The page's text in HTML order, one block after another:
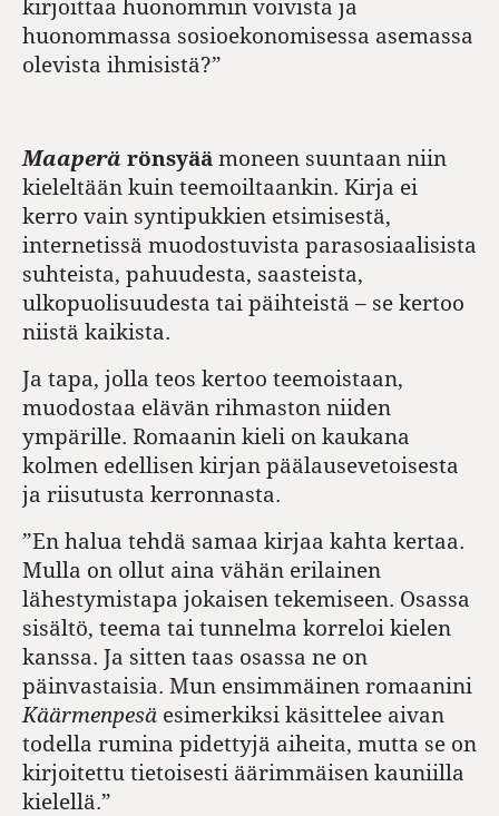
kirjoittaa huonommin voivista ja
huonommassa sosioekonomisessa asemassa
olevista ihmisistä?”
Maaperä rönsyää moneen suuntaan niin
kieleltään kuin teemoiltaankin. Kirja ei
kerro vain syntipukkien etsimisestä,
internetissä muodostuvista parasosiaalisista
suhteista, pahuudesta, saasteista,
ulkopuolisuudesta tai päihteistä – se kertoo
niistä kaikista.
Ja tapa, jolla teos kertoo teemoistaan,
muodostaa elävän rihmaston niiden
ympärille. Romaanin kieli on kaukana
kolmen edellisen kirjan päälausevetoisesta
ja riisutusta kerronnasta.
”En halua tehdä samaa kirjaa kahta kertaa.
Mulla on ollut aina vähän erilainen
lähestymistapa jokaisen tekemiseen. Osassa
sisältö, teema tai tunnelma korreloi kielen
kanssa. Ja sitten taas osassa ne on
päinvastaisia. Mun ensimmäinen romaanini
Käärmenpesä esimerkiksi käsittelee aivan
todella rumina pidettyjä aiheita, mutta se on
kirjoitettu tietoisesti äärimmäisen kauniilla
kielellä.”